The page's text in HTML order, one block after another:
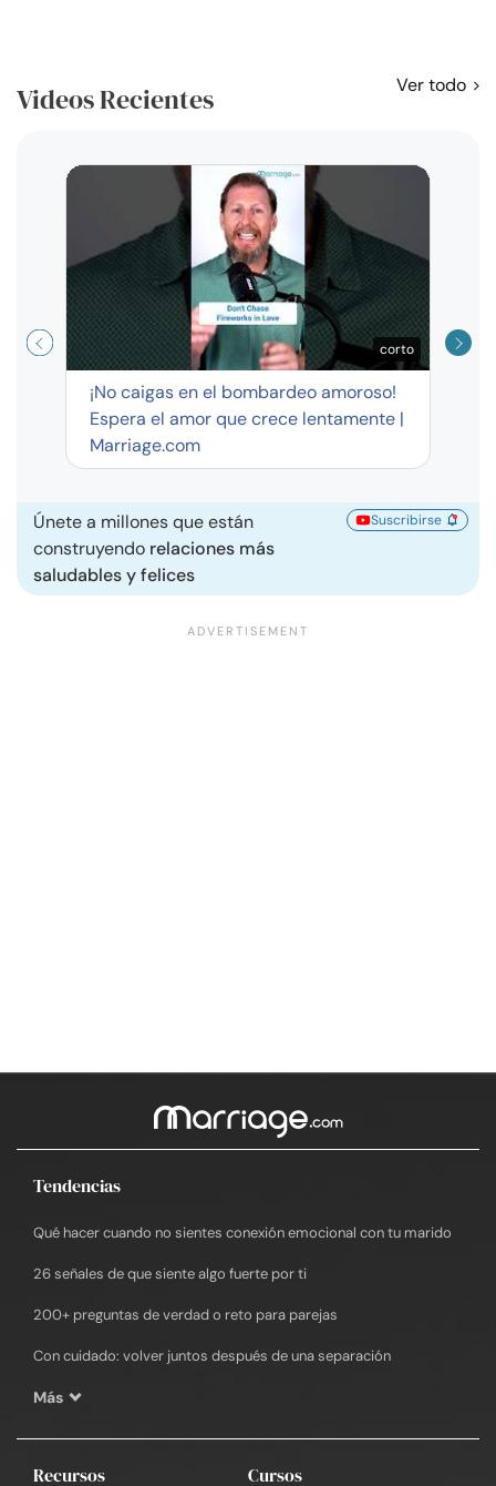
Videos Recientes Ver todo
corto
¡No caigas en el bombardeo amoroso!
Espera el amor que crece lentamente |
Marriage.com
Únete a millones que están
construyendo relaciones más
saludables y felices
Suscribirse
Tendencias
Qué hacer cuando no sientes conexión emocional con tu marido
26 señales de que siente algo fuerte por ti
200+ preguntas de verdad o reto para parejas
Con cuidado: volver juntos después de una separación
Más
Recursos Cursos